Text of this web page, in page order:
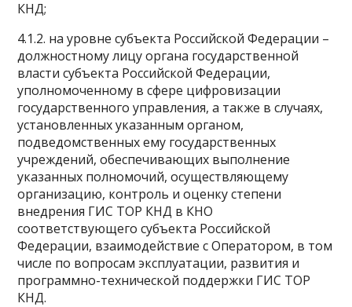
КНД;
4.1.2. на уровне субъекта Российской Федерации –
должностному лицу органа государственной
власти субъекта Российской Федерации,
уполномоченному в сфере цифровизации
государственного управления, а также в случаях,
установленных указанным органом,
подведомственных ему государственных
учреждений, обеспечивающих выполнение
указанных полномочий, осуществляющему
организацию, контроль и оценку степени
внедрения ГИС ТОР КНД в КНО
соответствующего субъекта Российской
Федерации, взаимодействие с Оператором, в том
числе по вопросам эксплуатации, развития и
программно-технической поддержки ГИС ТОР
КНД.